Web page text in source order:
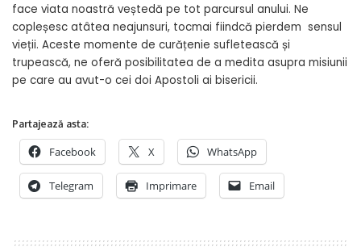
face viata noastră veștedă pe tot parcursul anului. Ne
copleșesc atâtea neajunsuri, tocmai fiindcă pierdem sensul
vieții. Aceste momente de curățenie sufletească și
trupească, ne oferă posibilitatea de a medita asupra misiunii
pe care au avut-o cei doi Apostoli ai bisericii.
Partajează asta:
Facebook X WhatsApp
Telegram Imprimare Email